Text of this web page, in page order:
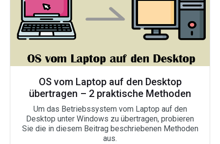
OS vom Laptop auf den Desktop
übertragen – 2 praktische Methoden
Um das Betriebssystem vom Laptop auf den
Desktop unter Windows zu übertragen, probieren
Sie die in diesem Beitrag beschriebenen Methoden
aus.